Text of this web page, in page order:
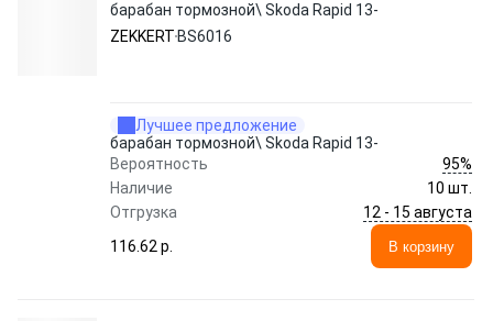
барабан тормозной\ Skoda Rapid 13-
ZEKKERT BS6016
Лучшее предложение
барабан тормозной\ Skoda Rapid 13-
Вероятность
95%
Наличие
10 шт.
Отгрузка
12 - 15 августа
116.62 p.
В корзину